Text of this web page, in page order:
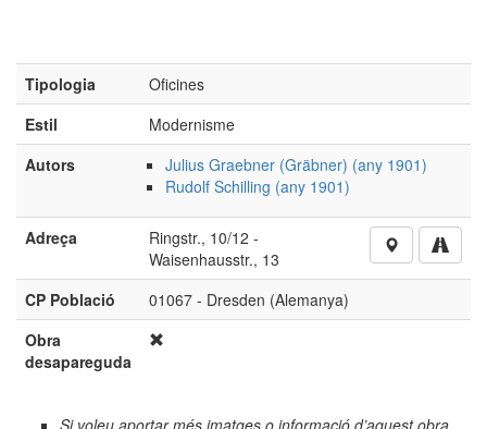
Tipologia
Oficines
Estil
Modernisme
Autors
Julius Graebner (Gräbner) (any 1901)
Rudolf Schilling (any 1901)
Adreça
Ringstr., 10/12 -
Waisenhausstr., 13
CP Població
01067 - Dresden (Alemanya)
Obra
desapareguda
cliqueu aquí